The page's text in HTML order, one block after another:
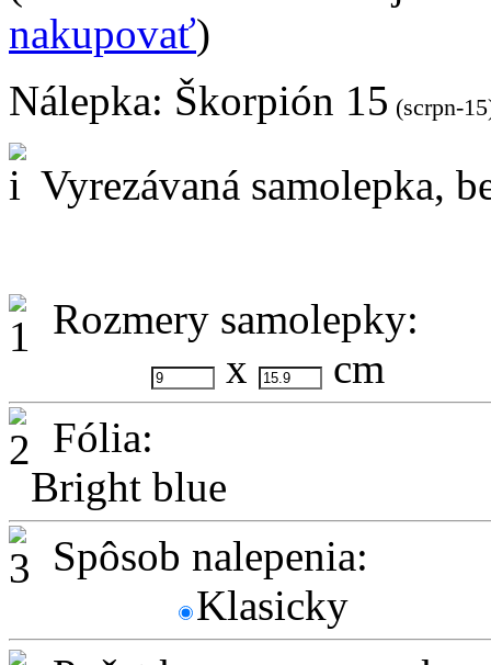
nakupovať)
Nálepka: Škorpión 15 (scrpn-
Vyrezávaná samolepka,
Rozmery samolepky:
x
cm
Fólia:
Bright blue
Spôsob nalepenia:
Klasicky